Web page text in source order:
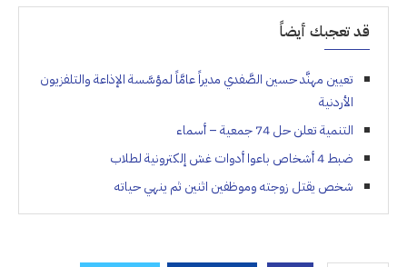
قد تعجبك أيضاً
تعيين مهنَّد حسين الصَّفدي مديراً عامَّاً لمؤسَّسة الإذاعة والتلفزيون
الأردنية
التنمية تعلن حل 74 جمعية – أسماء
ضبط 4 أشخاص باعوا أدوات غش إلكترونية لطلاب
شخص يقتل زوجته وموظفين اثنين ثم ينهي حياته